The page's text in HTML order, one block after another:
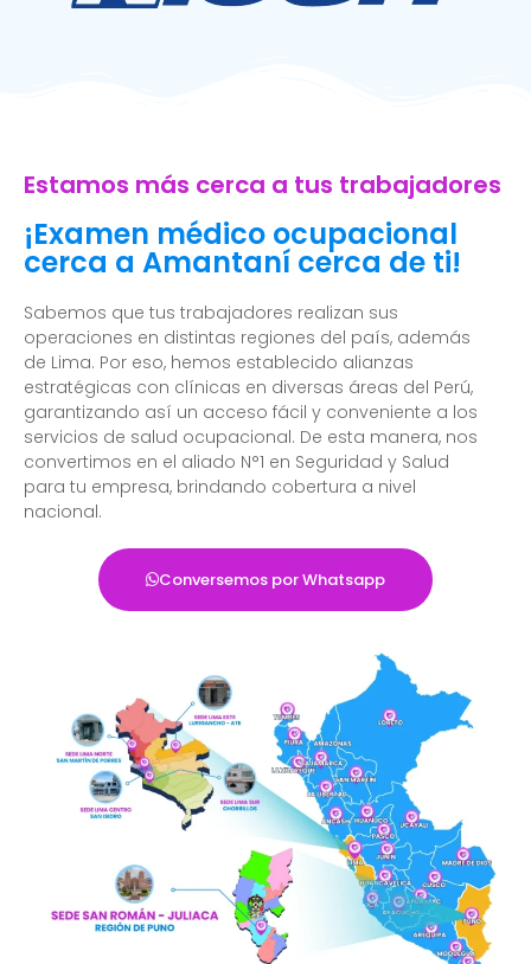
Estamos más cerca a tus trabajadores
¡Examen médico ocupacional
cerca a Amantaní cerca de ti!
Sabemos que tus trabajadores realizan sus
operaciones en distintas regiones del país, además
de Lima. Por eso, hemos establecido alianzas
estratégicas con clínicas en diversas áreas del Perú,
garantizando así un acceso fácil y conveniente a los
servicios de salud ocupacional. De esta manera, nos
convertimos en el aliado N°1 en Seguridad y Salud
para tu empresa, brindando cobertura a nivel
nacional.
Conversemos por Whatsapp